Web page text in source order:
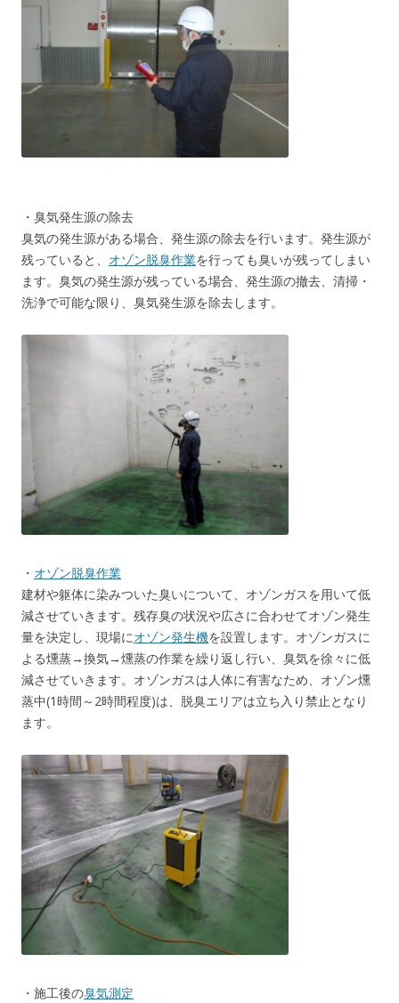
・臭気発生源の除去
臭気の発生源がある場合、発生源の除去を行います。発生源が
残っていると、 オゾン脱臭作業を行っても臭いが残ってしまい
ます。臭気の発生源が残っている場合、発生源の撤去、清掃・
洗浄で可能な限り、臭気発生源を除去します。
・ オゾン脱臭作業
建材や躯体に染みついた臭いについて、オゾンガスを用いて低
減させていきます。残存臭の状況や広さに合わせてオゾン発生
量を決定し、現場にオゾン発生機を設置します。オゾンガスに
よる燻蒸→換気→燻蒸の作業を繰り返し行い、臭気を徐々に低
減させていきます。オゾンガスは人体に有害なため、オゾン燻
蒸中(1時間～2時間程度)は、脱臭エリアは立ち入り禁止となり
ます。
・施工後の臭気測定